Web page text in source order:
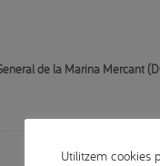
de la Marina Mercant
Utilitzem cookies